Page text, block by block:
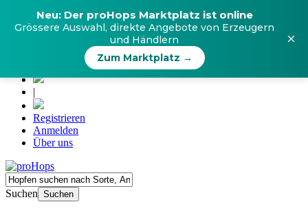
|
Registrieren
Anmelden
Über uns
Suchen Suchen
Neu: Der proHops Marktplatz ist online
Grössere Auswahl, direkte Angebote von Erzeugern
und Händlern
Zum Marktplatz →
×